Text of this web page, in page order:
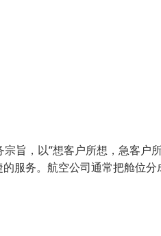
旨，以“想客户所想，急客户
服务。航空公司通常把舱位分